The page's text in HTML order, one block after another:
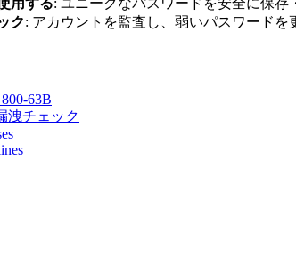
用する: ユニークなパスワードを安全に保存
ク: アカウントを監査し、弱いパスワードを
63B
洩チェック